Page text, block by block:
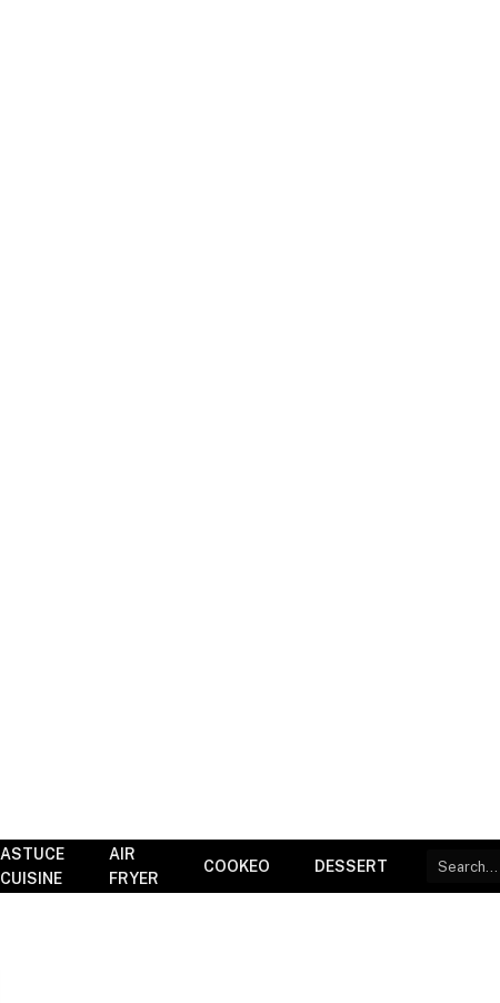
ASTUCE
CUISINE
AIR
FRYER
COOKEO DESSERT